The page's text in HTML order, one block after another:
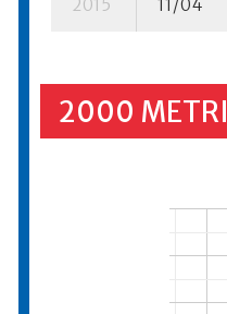
2015 11/04
2000 METRI